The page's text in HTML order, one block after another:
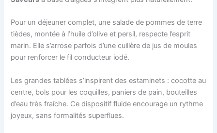
Pour un déjeuner complet, une salade de pommes de terre
tièdes, montée à l’huile d’olive et persil, respecte l’esprit
marin. Elle s’arrose parfois d’une cuillère de jus de moules
pour renforcer le fil conducteur iodé.
Les grandes tablées s’inspirent des estaminets : cocotte au
centre, bols pour les coquilles, paniers de pain, bouteilles
d’eau très fraîche. Ce dispositif fluide encourage un rythme
joyeux, sans formalités superflues.